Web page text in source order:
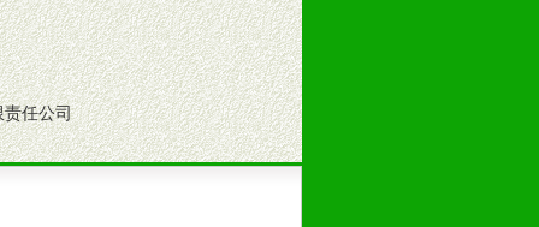
（包括POP、彩页、手提袋、易
趋势与流行。
责任公司